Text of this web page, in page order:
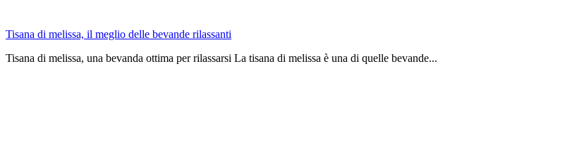
Tisana di melissa, il meglio delle bevande rilassanti
Tisana di melissa, una bevanda ottima per rilassarsi La tisana di melissa è una di quelle bevande...